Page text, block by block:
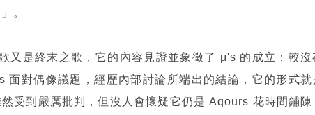
。
又是終末之歌，它的內容見證並象徵了 μ's 的成立；較沒
面對偶像議題，經歷內部討論所端出的結論，它的形式就
受到嚴厲批判，但沒人會懷疑它仍是 Aqours 花時間鋪陳